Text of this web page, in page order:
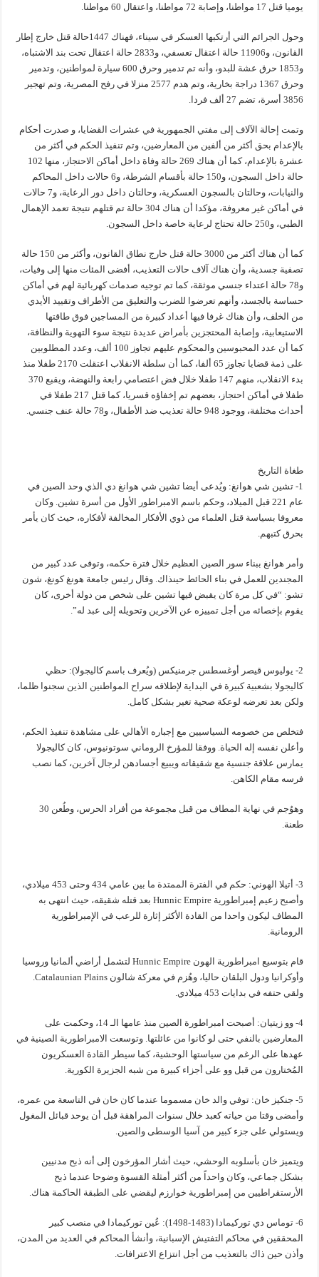
يوميا قتل 17 مواطنا، وإصابة 72 مواطنا، واعتقال 60 مواطنا.
وحول الجرائم التي أرتكبها العسكر في سيناء، فهناك 1447حالة قتل خارج إطار
القانون، و11906 حالة اعتقال تعسفي، و2833 حالة اعتقال تحت بند الاشتباه،
و1853 حرق عشة للبدو، وأنه تم تدمير وحرق 600 سيارة لمواطنين، وتدمير
وحرق 1367 دراجة بخارية، وتم هدم 2577 منزلا في رفح المصرية، وتم تهجير
3856 أسرة، تضم 27 ألف فردا.
وتمت إحالة الآلاف إلى مفتي الجمهورية في عشرات القضايا، و صدرت أحكام
بالإعدام بحق أكثر من ألفين من المعارضين، وتم تنفيذ الحكم في أكثر من
عشرة بالإعدام، كما أن هناك 269 حالة وفاة داخل أماكن الاحتجاز، منها 102
حالة داخل السجون، و150 حالة بأقسام الشرطة، و6 حالات داخل المحاكم
والنيابات، وحالتان بالسجون العسكرية، وحالتان داخل دور الرعاية، و7 حالات
في أماكن غير معروفة، مؤكدا أن هناك 304 حالة تم قتلهم نتيجة تعمد الإهمال
الطبي، و250 حالة تحتاج لرعاية خاصة داخل السجون.
كما أن هناك أكثر من 3000 حالة قتل خارج نطاق القانون، وأكثر من 150 حالة
تصفية جسدية، وأن هناك آلاف حالات التعذيب، أفضى المئات منها إلى وفيات،
و78 حالة اعتداء جنسي موثقة، كما تم توجيه صدمات كهربائية لهم في أماكن
حساسة بالجسد، وأنهم تعرضوا للضرب والتعليق من الأطراف وتقييد الأيدي
من الخلف، وأن هناك غرفا فيها أعداد كبيرة من المساجين فوق طاقتها
الاستيعابية، وإصابة المحتجزين بأمراض عديدة نتيجة سوء التهوية والنظافة،
كما أن عدد المحبوسين والمحكوم عليهم تجاوز 100 ألف، وعدد المطلوبين
على ذمة قضايا تجاوز 65 ألفا، كما أن سلطة الانقلاب اعتقلت 2170 طفلا منذ
بدء الانقلاب، منهم 147 طفلا خلال فض اعتصامي رابعة والنهضة، ويقبع 370
طفلا في أماكن احتجاز، بعضهم تم إخفاؤه قسريا، كما قتل 217 طفلا في
أحداث مختلفة، ووجود 948 حالة تعذيب ضد الأطفال، و78 حالة عنف جنسي.
طغاة التاريخ
1- تشين شي هوانغ: ويُدعى أيضا تشين شي هوانغ دي الذي وحد الصين في
عام 221 قبل الميلاد، وحكم باسم الامبراطور الأول من أسرة تشين. وكان
معروفا بسياسة قتل العلماء من ذوي الأفكار المخالفة لأفكاره، حيث كان يأمر
بحرق كتبهم.
وأمر هوانغ ببناء سور الصين العظيم خلال فترة حكمه، وتوفى عدد كبير من
المجندين للعمل في بناء الحائط حينذاك. وقال رئيس جامعة هونغ كونغ، شون
تشو: “في كل مرة كان يقبض فيها تشين على شخص من دولة أخرى، كان
يقوم بإخصائه من أجل تمييزه عن الآخرين وتحويله إلى عبد له”.
2- يوليوس قيصر أوغسطس جرمنيكس (ويُعرف باسم كاليجولا): حظي
كاليجولا بشعبية كبيرة في البداية لإطلاقه سراح المواطنين الذين سجنوا ظلما،
ولكن بعد تعرضه لوعكة صحية تغير بشكل كامل.
فتخلص من خصومه السياسيين مع إجباره الأهالي على مشاهدة تنفيذ الحكم،
وأعلن نفسه إله الحياة. ووفقا للمؤرخ الروماني سوتونيوس، كان كاليجولا
يمارس علاقة جنسية مع شقيقاته ويبيع أجسادهن لرجال آخرين، كما نصب
فرسه مقام الكاهن.
وهوُجم في نهاية المطاف من قبل مجموعة من أفراد الحرس، وطُعن 30
طعنة.
3- أتيلا الهوني: حكم في الفترة الممتدة ما بين عامي 434 وحتى 453 ميلادي،
وأصبح زعيم إمبراطورية Hunnic Empire بعد قتله شقيقه، حيث انتهى به
المطاف ليكون واحدا من القادة الأكثر إثارة للرعب في الإمبراطورية
الرومانية.
قام بتوسيع امبراطورية الهون Hunnic Empire لتشمل أراضي ألمانيا وروسيا
ولقي حتفه في بدايات 453 ميلادي.
4- وو زيتيان: أصبحت امبراطورة الصين منذ عامها الـ 14، وحكمت على
المعارضين بالنفي حتى لو كانوا من عائلتها. وتوسعت الامبراطورية الصينية في
عهدها على الرغم من سياستها الوحشية، كما سيطر القادة العسكريون
المُختارون من قبل وو على أجزاء كبيرة من شبه الجزيرة الكورية.
5- جنكيز خان: توفي والد خان مسموما عندما كان خان في التاسعة من عمره،
وأمضى وقتا من حياته كعبد خلال سنوات المراهقة قبل أن يوحد قبائل المغول
ويستولي على جزء كبير من آسيا الوسطى والصين.
ويتميز خان بأسلوبه الوحشي، حيث أشار المؤرخون إلى أنه ذبح مدنيين
بشكل جماعي، وكان واحداً من أكثر أمثلة القسوة وضوحا عندما ذبح
الأرستقراطيين من إمبراطورية خوارزم ليقضي على الطبقة الحاكمة هناك.
6- توماس دي توركيمادا (1483-1498): عُين توركيمادا في منصب كبير
المحققين في محاكم التفتيش الإسبانية، وأنشأ المحاكم في العديد من المدن،
وأذن حين ذاك بالتعذيب من أجل انتزاع الاعترافات.